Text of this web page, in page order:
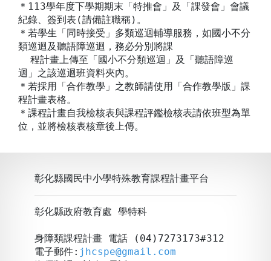
＊113學年度下學期期末「特推會」及「課發會」會議
紀錄、簽到表(請備註職稱)。
＊若學生「同時接受」多類巡迴輔導服務，如國小不分
類巡迴及聽語障巡迴，務必分別將課
程計畫上傳至「國小不分類巡迴」及「聽語障巡
迴」之該巡迴班資料夾內。
＊若採用「合作教學」之教師請使用「合作教學版」課
程計畫表格。
＊課程計畫自我檢核表與課程評鑑檢核表請依班型為單
位，並將檢核表核章後上傳。
彰化縣國民中小學特殊教育課程計畫平台
彰化縣政府教育處 學特科
身障類課程計畫 電話 (04)7273173#312
電子郵件: jhcspe@gmail.com